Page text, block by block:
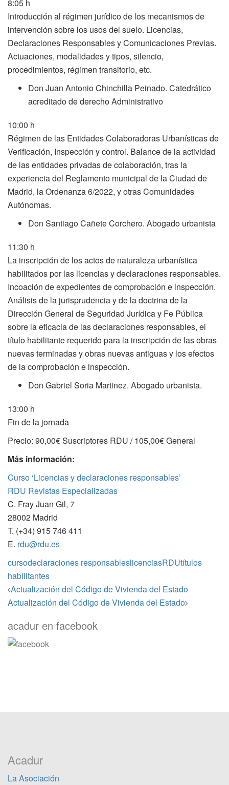
8:05 h
Introducción al régimen jurídico de los mecanismos de
intervención sobre los usos del suelo. Licencias,
Declaraciones Responsables y Comunicaciones Previas.
Actuaciones, modalidades y tipos, silencio,
procedimientos, régimen transitorio, etc.
Don Juan Antonio Chinchilla Peinado. Catedrático
acreditado de derecho Administrativo
10:00 h
Régimen de las Entidades Colaboradoras Urbanísticas de
Verificación, Inspección y control. Balance de la actividad
de las entidades privadas de colaboración, tras la
experiencia del Reglamento municipal de la Ciudad de
Madrid, la Ordenanza 6/2022, y otras Comunidades
Autónomas.
Don Santiago Cañete Corchero. Abogado urbanista
11:30 h
La inscripción de los actos de naturaleza urbanística
habilitados por las licencias y declaraciones responsables.
Incoación de expedientes de comprobación e inspección.
Análisis de la jurisprudencia y de la doctrina de la
Dirección General de Seguridad Jurídica y Fe Pública
sobre la eficacia de las declaraciones responsables, el
título habilitante requerido para la inscripción de las obras
nuevas terminadas y obras nuevas antiguas y los efectos
de la comprobación e inspección.
Don Gabriel Soria Martinez. Abogado urbanista.
13:00 h
Fin de la jornada
Precio: 90,00€ Suscriptores RDU / 105,00€ General
Más información:
Curso ‘Licencias y declaraciones responsables’
RDU Revistas Especializadas
C. Fray Juan Gil, 7
28002 Madrid
T. (+34) 915 746 411
E. rdu@rdu.es
cursodeclaraciones responsableslicenciasRDUtítulos
habilitantes
Navegación
de
entradas
Actualización del Código de Vivienda del Estado
Actualización del Código de Vivienda del Estado
acadur en facebook
Acadur
La Asociación